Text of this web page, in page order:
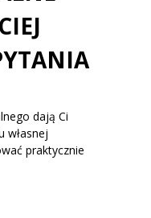
dają Ci
własnej
praktycznie